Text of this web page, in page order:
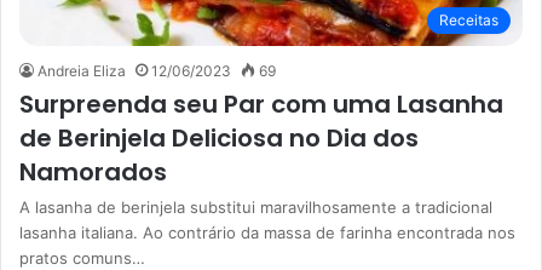
Receitas
Andreia Eliza 12/06/2023 69
Surpreenda seu Par com uma Lasanha
de Berinjela Deliciosa no Dia dos
Namorados
A lasanha de berinjela substitui maravilhosamente a tradicional
lasanha italiana. Ao contrário da massa de farinha encontrada nos
pratos comuns…